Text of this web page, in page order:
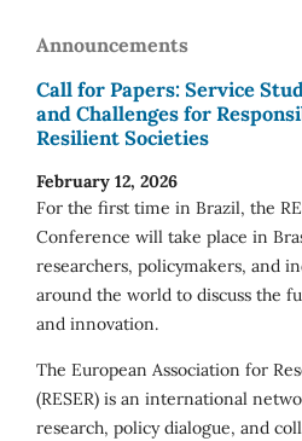
Announcements
Call for Papers: Service
and Challenges for
Resilient Societies
February 12, 2026
For the first time in Brazil, the
Conference will take place in
researchers, policymakers, and
around the world to discuss the
and innovation.
The European Association for
(RESER) is an international
research, policy dialogue, and